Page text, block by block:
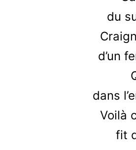
du
d’un
dans
Voilà
fit